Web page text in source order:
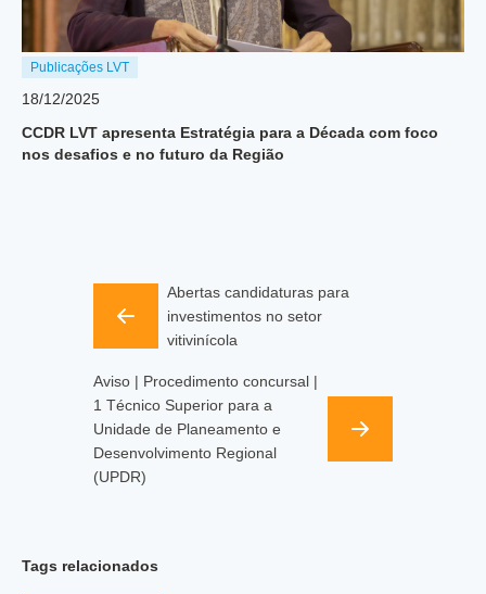
Publicações LVT
18/12/2025
CCDR LVT apresenta Estratégia para a Década com foco
nos desafios e no futuro da Região
Abertas candidaturas para
investimentos no setor
vitivinícola
Aviso | Procedimento concursal |
1 Técnico Superior para a
Unidade de Planeamento e
Desenvolvimento Regional
(UPDR)
Tags relacionados